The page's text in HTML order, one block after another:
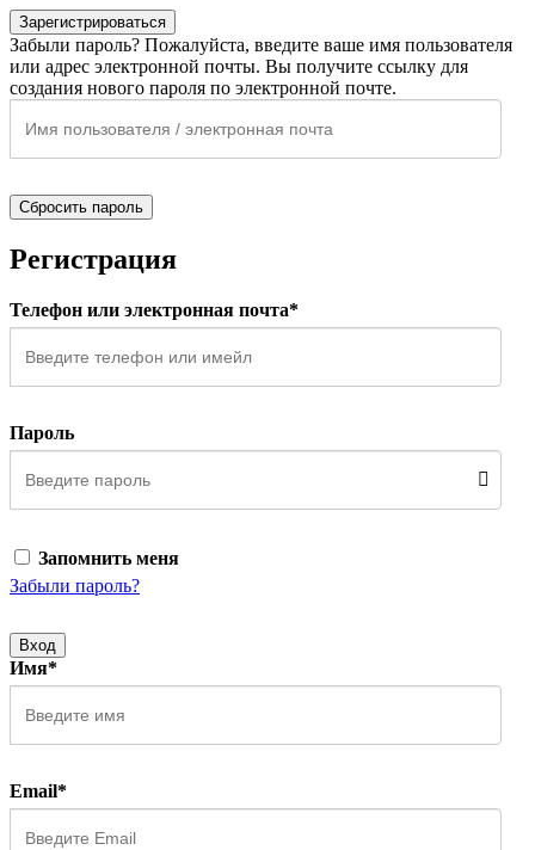
Зарегистрироваться
Забыли пароль? Пожалуйста, введите ваше имя пользователя
или адрес электронной почты. Вы получите ссылку для
создания нового пароля по электронной почте.
Сбросить пароль
Регистрация
Телефон или электронная почта*
Пароль
Запомнить меня
Забыли пароль?
Вход
Имя*
Email*